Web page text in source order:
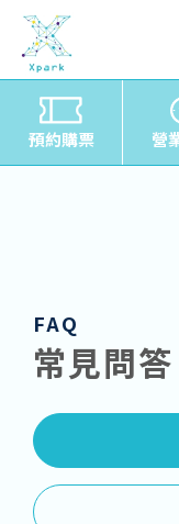
預約購票 營
FAQ
常見問答